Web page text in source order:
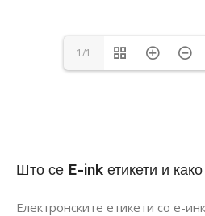
1/1
Што се E-ink етикети и
Електронските етикети со е-